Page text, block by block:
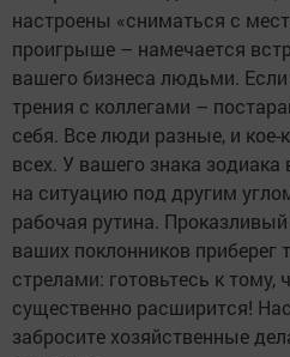
настроены «сниматься с
проигрыше – намечается
вашего бизнеса людьми. Если
трения с коллегами –
себя. Все люди разные, и кое-
всех. У вашего знака
на ситуацию под другим
рабочая рутина.
ваших поклонников приберег
стрелами: готовьтесь к тому,
существенно расширится!
забросите хозяйственные